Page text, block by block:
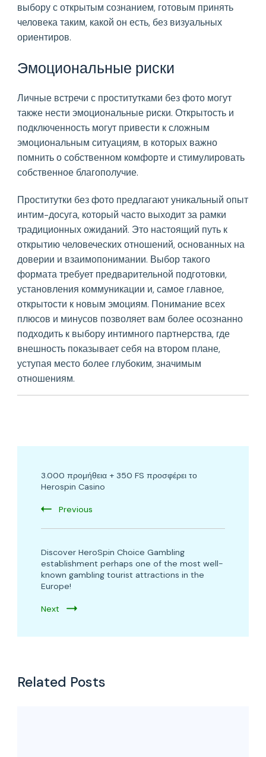
выбору с открытым сознанием, готовым принять
человека таким, какой он есть, без визуальных
ориентиров.
Эмоциональные риски
Личные встречи с проститутками без фото могут
также нести эмоциональные риски. Открытость и
подключенность могут привести к сложным
эмоциональным ситуациям, в которых важно
помнить о собственном комфорте и стимулировать
собственное благополучие.
Проститутки без фото предлагают уникальный опыт
интим-досуга, который часто выходит за рамки
традиционных ожиданий. Это настоящий путь к
открытию человеческих отношений, основанных на
доверии и взаимопонимании. Выбор такого
формата требует предварительной подготовки,
установления коммуникации и, самое главное,
открытости к новым эмоциям. Понимание всех
плюсов и минусов позволяет вам более осознанно
подходить к выбору интимного партнерства, где
внешность показывает себя на втором плане,
уступая место более глубоким, значимым
отношениям.
Navigation
3.000 προμήθεια + 350 FS προσφέρει το
Herospin Casino
Previous
Discover HeroSpin Choice Gambling
establishment perhaps one of the most well-
known gambling tourist attractions in the
Europe!
Next
Related Posts